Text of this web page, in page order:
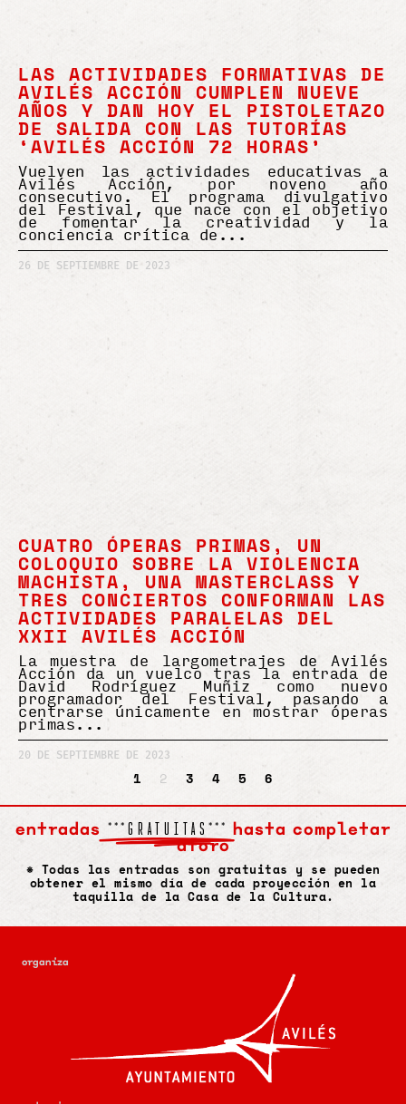
LAS ACTIVIDADES FORMATIVAS DE
AVILÉS ACCIÓN CUMPLEN NUEVE
AÑOS Y DAN HOY EL PISTOLETAZO
DE SALIDA CON LAS TUTORÍAS
‘AVILÉS ACCIÓN 72 HORAS’
Vuelven las actividades educativas a
Avilés Acción, por noveno año
consecutivo. El programa divulgativo
del Festival, que nace con el objetivo
de fomentar la creatividad y la
conciencia crítica de
26 DE SEPTIEMBRE DE 2023
CUATRO ÓPERAS PRIMAS, UN
COLOQUIO SOBRE LA VIOLENCIA
MACHISTA, UNA MASTERCLASS Y
TRES CONCIERTOS CONFORMAN LAS
ACTIVIDADES PARALELAS DEL
XXII AVILÉS ACCIÓN
La muestra de largometrajes de Avilés
Acción da un vuelco tras la entrada de
David Rodríguez Muñiz como nuevo
programador del Festival, pasando a
centrarse únicamente en mostrar óperas
primas
20 DE SEPTIEMBRE DE 2023
1 2 3 4 5 6
entradas ***GRATUITAS*** hasta completar
aforo
* Todas las entradas son gratuitas y se pueden
obtener el mismo día de cada proyección en la
taquilla de la Casa de la Cultura.
organiza